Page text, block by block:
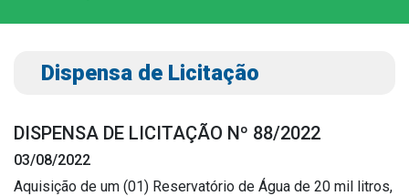
A Prefeitura
Gabinete do Vice-prefeito
Símbolos Oficiais
Estrutura Organizacional
Dispensa de Licitação
DISPENSA DE LICITAÇÃO Nº 88/2022
03/08/2022
Aquisição de um (01) Reservatório de Água de 20 mil litros,